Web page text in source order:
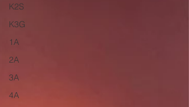
K2S
K3G
1A
2A
3A
4A